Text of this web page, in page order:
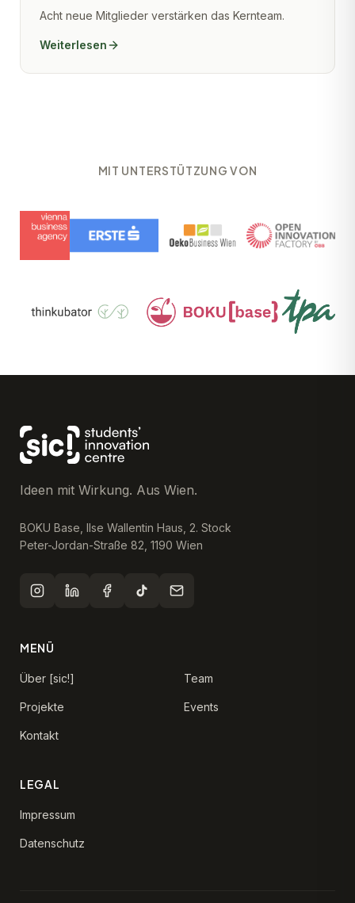
Acht neue Mitglieder verstärken das Kernteam.
Weiterlesen
MIT UNTERSTÜTZUNG VON
Ideen mit Wirkung. Aus Wien.
BOKU Base, Ilse Wallentin Haus, 2. Stock
Peter-Jordan-Straße 82, 1190 Wien
MENÜ
Über [sic!] Team
Projekte Events
Kontakt
LEGAL
Impressum
Datenschutz